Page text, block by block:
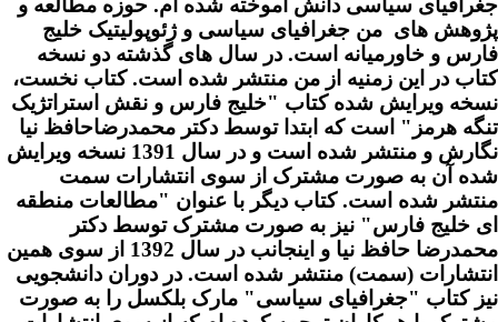
جغرافیای سیاسی دانش آموخته شده ام. حوزه مطالعه و
پژوهش های من جغرافیای سیاسی و ژئوپولیتیک خلیج
فارس و خاورمیانه است. در سال های گذشته دو نسخه
کتاب در این زمنیه از من منتشر شده است. کتاب نخست،
نسخه ویرایش شده کتاب "خلیج فارس و نقش استراتژیک
تنگه هرمز" است که ابتدا توسط دکتر محمدرضاحافظ نیا
نگارش و منتشر شده است و در سال 1391 نسخه ویرایش
شده آن به صورت مشترک از سوی انتشارات سمت
منتشر شده است. کتاب دیگر با عنوان "مطالعات منطقه
ای خلیج فارس" نیز به صورت مشترک توسط دکتر
محمدرضا حافظ نیا و اینجانب در سال 1392 از سوی همین
انتشارات (سمت) منتشر شده است. در دوران دانشجویی
نیز کتاب "جغرافیای سیاسی" مارک بلکسل را به صورت